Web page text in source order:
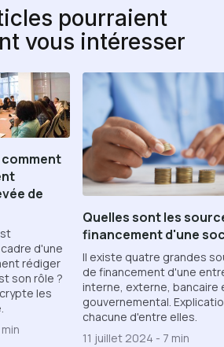
pourraient
vous intéresser
de
d'une
rédiger
son rôle ?
les
Quelles sont les
financement d'une
Il existe quatre grandes
de financement d'une
interne, externe, bancaire
gouvernemental.
chacune d'entre elles.
11 juillet 2024 - 7 min